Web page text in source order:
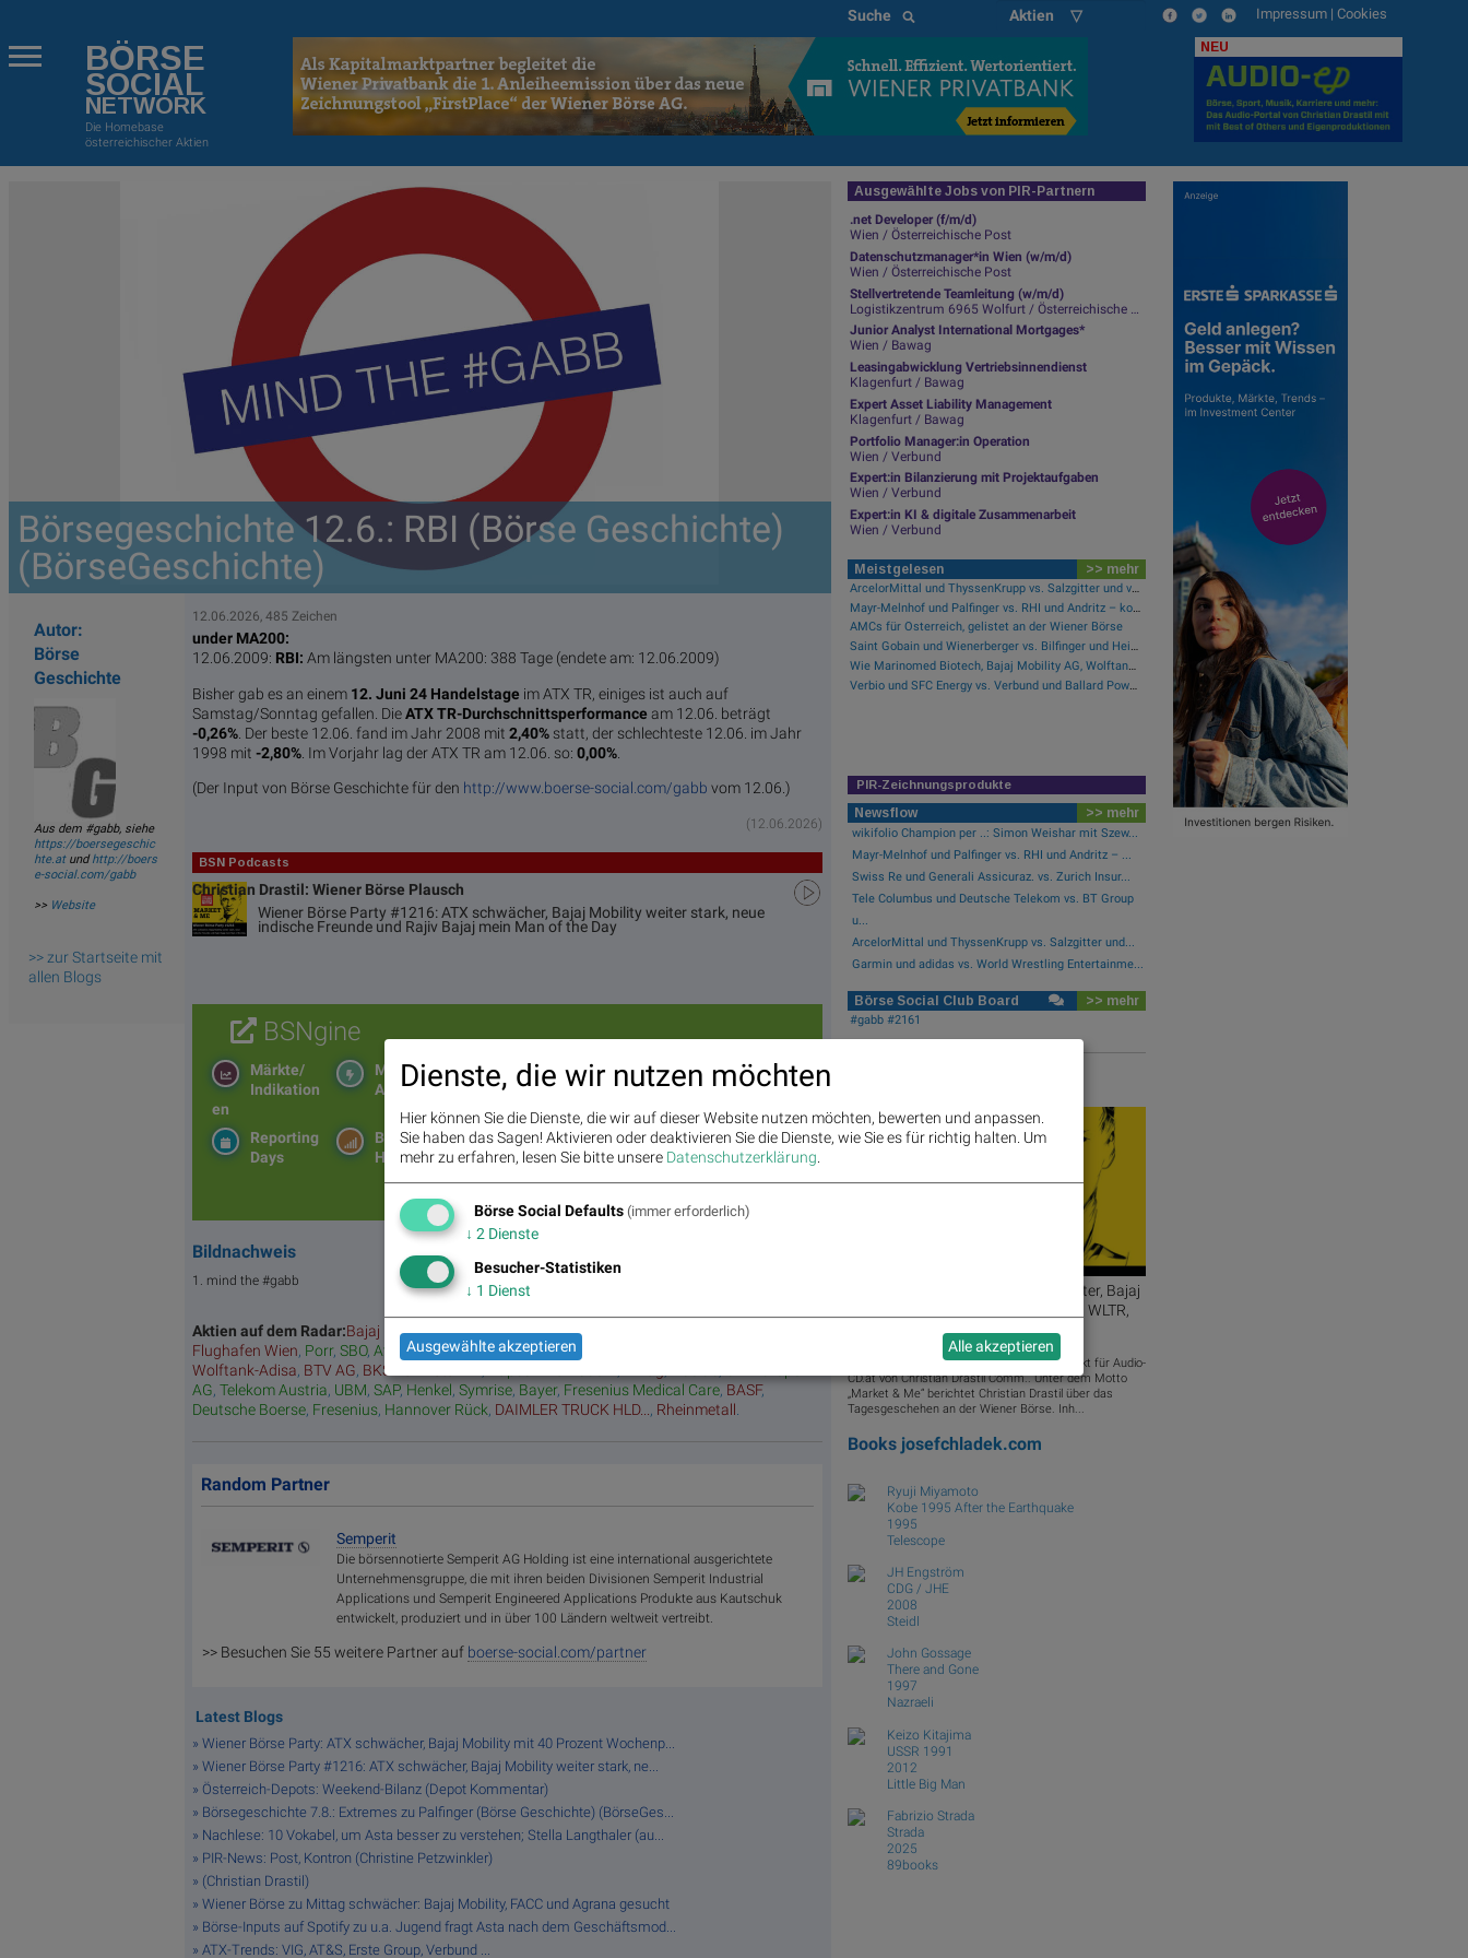
Suche Aktien ▽ Impressum | Cookies
BÖRSE
SOCIAL
NETWORK
Die Homebase
österreichischer Aktien
NEU
Börsegeschichte 12.6.: RBI (Börse Geschichte)
(BörseGeschichte)
Autor:
Börse
Geschichte
Aus dem #gabb, siehe
https://boersegeschic
hte.atundhttp://boers
e-social.com/gabb
>> Website
>> zur Startseite mit
allen Blogs
12.06.2026, 485 Zeichen
under MA200:
12.06.2009: RBI: Am längsten unter MA200: 388 Tage (endete am: 12.06.2009)
Bisher gab es an einem 12. Juni 24 Handelstage im ATX TR, einiges ist auch auf
Samstag/Sonntag gefallen. DieATX TR-Durchschnittsperformance am 12.06. beträgt
-0,26% . Der beste 12.06. fand im Jahr 2008 mit2,40% statt, der schlechteste 12.06. im Jahr
1998 mit-2,80% . Im Vorjahr lag der ATX TR am 12.06. so:0,00%
(Der Input von Börse Geschichte für den http://www.boerse-social.com/gabb vom 12.06.)
(12.06.2026)
BSN Podcasts
Christian Drastil: Wiener Börse Plausch
Wiener Börse Party #1216: ATX schwächer, Bajaj Mobility weiter stark, neue
indische Freunde und Rajiv Bajaj mein Man of the Day
BSNgine
Top/Flop
Diashows
Star/Rutsc
h der
Stunde
Matrix
Moving
Averages
Märkte/
Indikation
en
Tagessieg
er/
„n“ Tage
Top/Flop
Umsatz
BS-
Hitparade
Reporting
Days
Bildnachweis
1. mind the #gabb
Aktien auf dem Radar:Bajaj Mobility AG,Rosenbauer,Andritz
Flughafen Wien, Porr,SBO,Athos Immobilien,Marinomed Biotech
Wolftank-Adisa, BTV AG, BKS Bank Stamm
AG,Telekom Austria, UBM,SAP, Henkel,Symrise, Bayer, Fresenius Medical Care, BASF,
Deutsche Boerse, Fresenius, Hannover Rück, DAIMLER TRUCK HLD... , Rheinmetall
Random Partner
Semperit
Die börsennotierte Semperit AG Holding ist eine international ausgerichtete
Unternehmensgruppe, die mit ihren beiden Divisionen Semperit Industrial
Applications und Semperit Engineered Applications Produkte aus Kautschuk
entwickelt, produziert und in über 100 Ländern weltweit vertreibt.
>> Besuchen Sie 55 weitere Partner auf boerse-social.com/partner
Latest Blogs
» Wiener Börse Party: ATX schwächer, Bajaj Mobility mit 40 Prozent Wochenp...
» Wiener Börse Party #1216: ATX schwächer, Bajaj Mobility weiter stark, ne...
» Österreich-Depots: Weekend-Bilanz (Depot Kommentar)
» Börsegeschichte 7.8.: Extremes zu Palfinger (Börse Geschichte) (BörseGes...
» Nachlese: 10 Vokabel, um Asta besser zu verstehen; Stella Langthaler (au...
» PIR-News: Post, Kontron (Christine Petzwinkler)
» (Christian Drastil)
» Wiener Börse zu Mittag schwächer: Bajaj Mobility, FACC und Agrana gesucht
» Börse-Inputs auf Spotify zu u.a. Jugend fragt Asta nach dem Geschäftsmod...
» ATX-Trends: VIG, AT&S, Erste Group, Verbund ...
Ausgewählte Jobs von PIR-Partnern
.net Developer (f/m/d)
Wien / Österreichische Post
Datenschutzmanager*in Wien (w/m/d)
Wien / Österreichische Post
Stellvertretende Teamleitung (w/m/d)
Logistikzentrum 6965 Wolfurt / Österreichische Post
Junior Analyst International Mortgages*
Wien / Bawag
Leasingabwicklung Vertriebsinnendienst
Klagenfurt / Bawag
Expert Asset Liability Management
Klagenfurt / Bawag
Portfolio Manager:in Operation
Wien / Verbund
Expert:in Bilanzierung mit Projektaufgaben
Wien / Verbund
Expert:in KI & digitale Zusammenarbeit
Wien / Verbund
Meistgelesen >> mehr
ArcelorMittal und ThyssenKrupp vs. Salzgitter und voestalpine – kommentierter KW 32 Peer Group Watch Stahl
Mayr-Melnhof und Palfinger vs. RHI und Andritz – kommentierter KW 32 Peer Group Watch Zykliker Österreich
AMCs für Österreich, gelistet an der Wiener Börse
Saint Gobain und Wienerberger vs. Bilfinger und HeidelbergCement – kommentierter KW 32 Peer Group Watch Bau & Baustoffe
Wie Marinomed Biotech, Bajaj Mobility AG, Wolftank-Adisa, Athos Immobilien, Rosenbauer und Telekom Austria für Gesprächsstoff in Österreich sorgten
Verbio und SFC Energy vs. Verbund und Ballard Power Systems – kommentierter KW 32 Peer Group Watch Energie
PIR-Zeichnungsprodukte
Newsflow >> mehr
wikifolio Champion per ..: Simon Weishar mit Szew...
Mayr-Melnhof und Palfinger vs. RHI und Andritz – ...
Swiss Re und Generali Assicuraz. vs. Zurich Insur...
Tele Columbus und Deutsche Telekom vs. BT Group
u...
ArcelorMittal und ThyssenKrupp vs. Salzgitter und...
Garmin und adidas vs. World Wrestling Entertainme...
Börse Social Club Board >> mehr
#gabb #2161
Wiener Börse Party #1215: ATX fester, Bajaj
Mobility Aktie der Stunde, KHS mag WLTR,
offene Fragen bei Fitgroup
Die Wiener Börse Party ist ein Podcastprojekt für Audio-
CD.at von Christian Drastil Comm.. Unter dem Motto
„Market & Me“ berichtet Christian Drastil über das
Tagesgeschehen an der Wiener Börse. Inh...
Books josefchladek.com
Ryuji Miyamoto
Kobe 1995 After the Earthquake
1995
Telescope
JH Engström
CDG / JHE
2008
Steidl
John Gossage
There and Gone
1997
Nazraeli
Keizo Kitajima
USSR 1991
2012
Little Big Man
Fabrizio Strada
Strada
2025
89books
Dienste, die wir nutzen möchten
Hier können Sie die Dienste, die wir auf dieser Website nutzen möchten, bewerten und anpassen.
Sie haben das Sagen! Aktivieren oder deaktivieren Sie die Dienste, wie Sie es für richtig halten. Um
mehr zu erfahren, lesen Sie bitte unsere Datenschutzerklärung
Börse Social Defaults (immer erforderlich)
↓ 2 Dienste
Besucher-Statistiken
↓ 1 Dienst
Ausgewählte akzeptieren Alle akzeptieren